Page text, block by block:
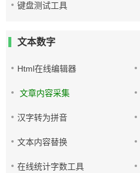
键盘测试工具
文本数字
Html在线编辑器
文章内容采集
汉字转为拼音
文本内容替换
在线统计字数工具